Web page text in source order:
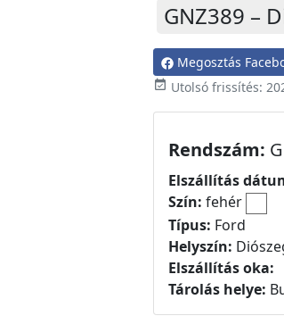
GNZ389 –
Megosztás
event_available Utolsó frissítés:
Rendszám:
Elszállítás
Szín: fehér
Típus: Ford
Helyszín:
Elszállítás oka:
Tárolás helye: